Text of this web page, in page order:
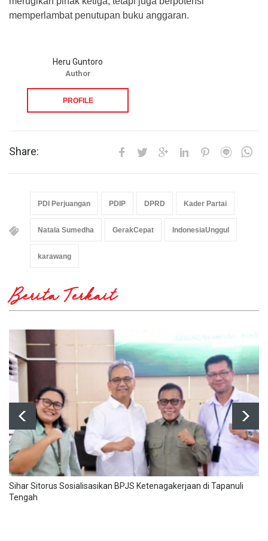
memperlambat penutupan buku anggaran.
Heru Guntoro
Author
PROFILE
Share:
PDI Perjuangan PDIP DPRD Kader Partai
Natala Sumedha GerakCepat IndonesiaUnggul
karawang
Berita Terkait
Sihar Sitorus Sosialisasikan BPJS Ketenagakerjaan di Tapanuli
Tengah